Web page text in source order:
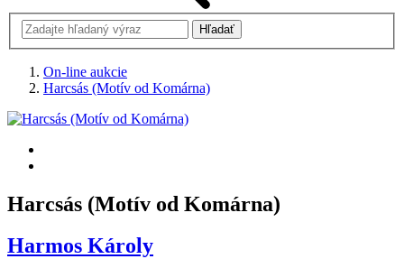
On-line aukcie
Harcsás (Motív od Komárna)
Harcsás (Motív od Komárna)
Harmos Károly